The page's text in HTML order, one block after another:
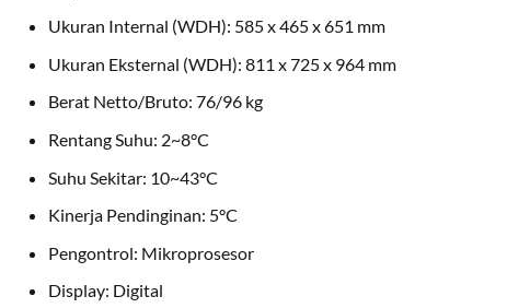
Ukuran Internal (WDH): 585 x 465 x 651 mm
Ukuran Eksternal (WDH): 811 x 725 x 964 mm
Berat Netto/Bruto: 76/96 kg
Rentang Suhu: 2~8°C
Suhu Sekitar: 10~43°C
Kinerja Pendinginan: 5°C
Pengontrol: Mikroprosesor
Display: Digital